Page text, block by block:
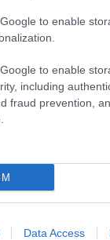
to enable
to enable
including
fraud prevention,
Data Access
Capri